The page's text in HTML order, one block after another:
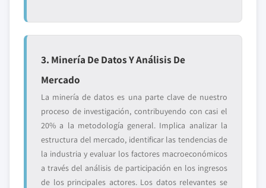
3. Minería De Datos Y Análisis De
Mercado
La minería de datos es una parte clave de nuestro
proceso de investigación, contribuyendo con casi el
20% a la metodología general. Implica analizar la
estructura del mercado, identificar las tendencias de
la industria y evaluar los factores macroeconómicos
a través del análisis de participación en los ingresos
de los principales actores. Los datos relevantes se